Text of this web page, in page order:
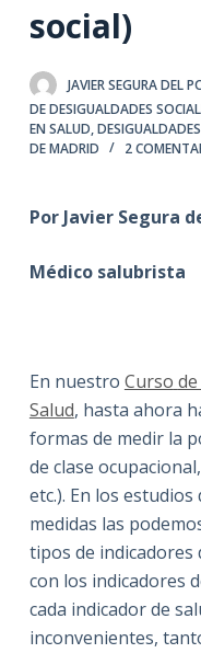
o
social)
JAVIER SEGURA DEL
DE DESIGUALDADES
EN SALUD,
DE MADRID
2
Por Javier Segura
Médico salubrista
En nuestro Curso
Salud, hasta ahora
formas de medir la
de clase
etc.). En los
medidas las
tipos de indicadores
con los indicadores
cada indicador de
inconvenientes,